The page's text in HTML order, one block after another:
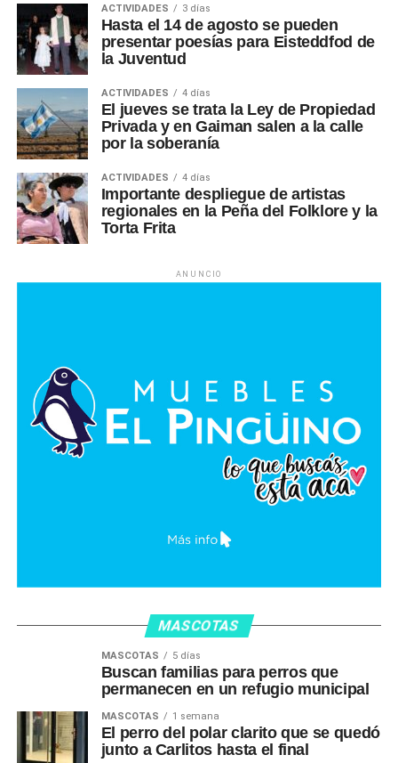
ACTIVIDADES 3 días
Hasta el 14 de agosto se pueden
presentar poesías para Eisteddfod de
la Juventud
ACTIVIDADES 4 días
El jueves se trata la Ley de Propiedad
Privada y en Gaiman salen a la calle
por la soberanía
ACTIVIDADES 4 días
Importante despliegue de artistas
regionales en la Peña del Folklore y la
Torta Frita
ANUNCIO
MASCOTAS
MASCOTAS 5 días
Buscan familias para perros que
permanecen en un refugio municipal
MASCOTAS 1 semana
El perro del polar clarito que se quedó
junto a Carlitos hasta el final